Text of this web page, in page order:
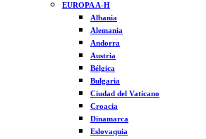
EUROPA A-H
Albania
Alemania
Andorra
Austria
Bélgica
Bulgaria
Ciudad del Vaticano
Croacia
Dinamarca
Eslovaquia